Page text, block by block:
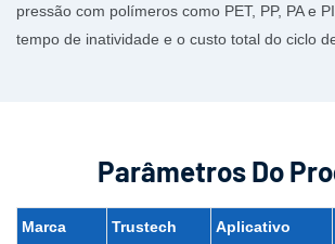
pressão com polímeros como PET, PP, PA e
tempo de inatividade e o custo total do ciclo
Parâmetros Do
Marca Trustech Aplicativo